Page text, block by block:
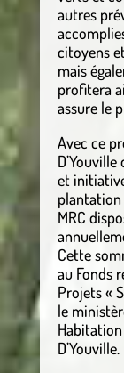
autres
citoyens
mais
profitera
assure le
Avec ce
et
plantation
MRC
Cette
au Fonds
Projets «
le
D’Youville.